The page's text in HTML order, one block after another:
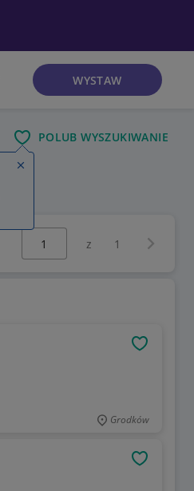
WYSTAW
POLUB WYSZUKIWANIE
Wybierz stronę:
z 1
Grodków
Zamknij wskazówkę